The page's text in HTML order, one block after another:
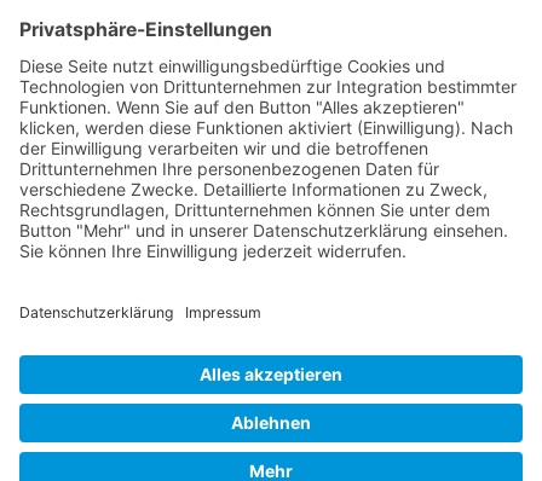
Studie: Reduziert das Darmbakterium Bacteroides vulgatus
Heißhunger auf Süßes?
Verband Unabhängiger Heilpraktiker e.V.
Diese E-Mail-Adresse ist vor Spambots geschützt! Zur
Anzeige muss JavaScript eingeschaltet sein!
0261-1349 8000
38100 Braunschweig
Impressum